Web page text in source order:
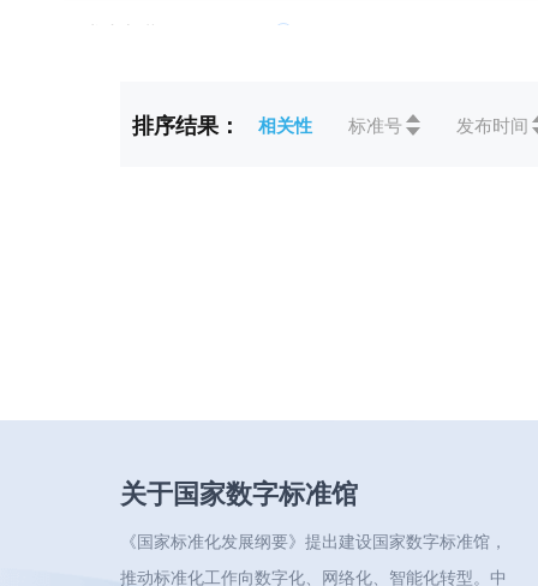
发布年代
排序结果： 相关性 标准号 发布时间
关于国家数字标准馆
《国家标准化发展纲要》提出建设国家数字标准馆，
推动标准化工作向数字化、网络化、智能化转型。中